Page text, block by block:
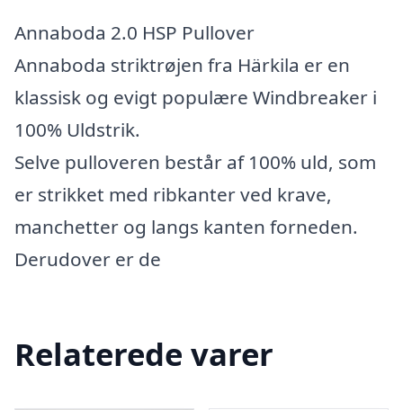
Annaboda 2.0 HSP Pullover
Annaboda striktrøjen fra Härkila er en
klassisk og evigt populære Windbreaker i
100% Uldstrik.
Selve pulloveren består af 100% uld, som
er strikket med ribkanter ved krave,
manchetter og langs kanten forneden.
Derudover er de
Relaterede varer